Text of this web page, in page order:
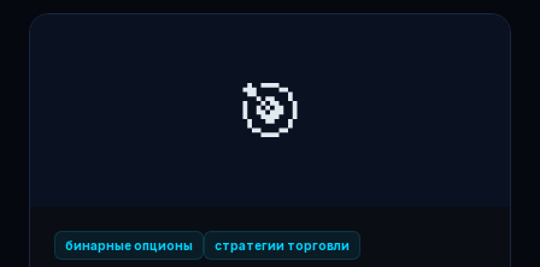
🎯
бинарные опционы стратегии торговли